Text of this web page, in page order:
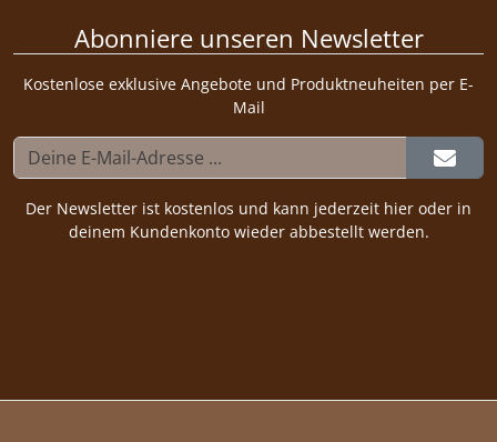
Abonniere unseren Newsletter
Kostenlose exklusive Angebote und Produktneuheiten per E-
Mail
Der Newsletter ist kostenlos und kann jederzeit hier oder in
deinem Kundenkonto wieder abbestellt werden.